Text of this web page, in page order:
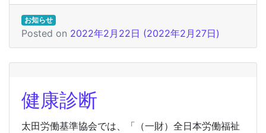
お知らせ
Posted on 2022年2月22日 (2022年2月27日)
健康診断
太田労働基準協会では、「（一財）全日本労働福祉